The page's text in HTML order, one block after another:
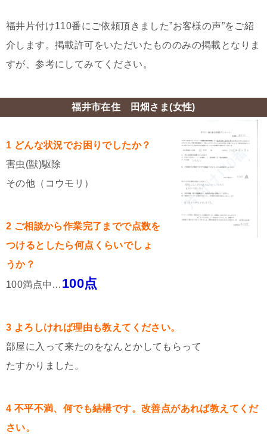
福井片付け110番にご依頼頂きました”お客様の声”をご紹
介します。掲載許可をいただいたもののみの掲載となりま
すが、参考にしてみてください。
福井市在住 田畑さま(女性)
1 どんな状況でお困りでしたか？
害虫(獣)駆除
その他（コウモリ）
2 ご相談から作業完了までで点数を
つけるとしたら何点くらいでしょ
うか？
100満点中… 100点
3 よろしければ理由も教えてください。
部屋に入って来たのをなんとかしてもらって
たすかりました。
4 不平不満、何でも結構です。改善点があれば教えてくだ
さい。